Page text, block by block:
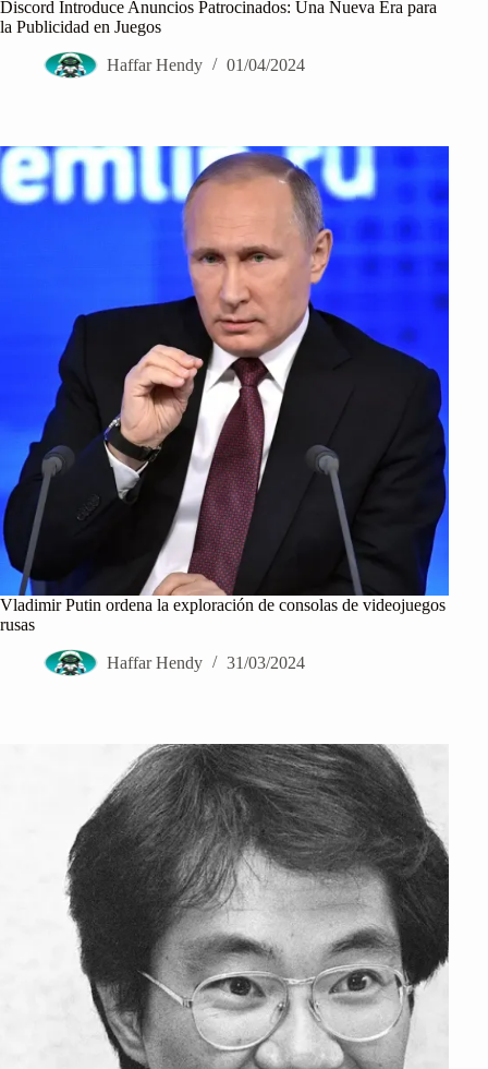
Discord Introduce Anuncios Patrocinados: Una Nueva Era para
la Publicidad en Juegos
Haffar Hendy 01/04/2024
Vladimir Putin ordena la exploración de consolas de videojuegos
rusas
Haffar Hendy 31/03/2024